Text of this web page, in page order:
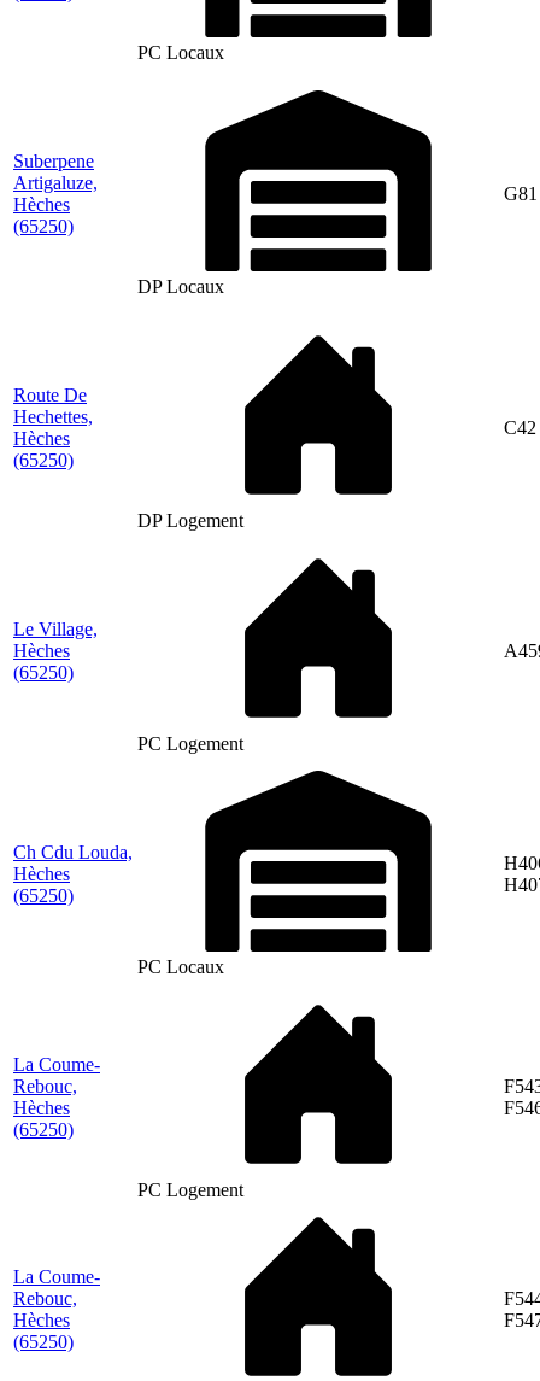
PC Locaux
Suberpene
Artigaluze,
Hèches
(65250)
DP Locaux
G81
Route De
Hechettes,
Hèches
(65250)
DP Logement
C42
Le Village,
Hèches
(65250)
PC Logement
Ch Cdu Louda,
Hèches
(65250)
PC Locaux
La Coume-
Rebouc,
Hèches
(65250)
PC Logement
La Coume-
Rebouc,
Hèches
(65250)